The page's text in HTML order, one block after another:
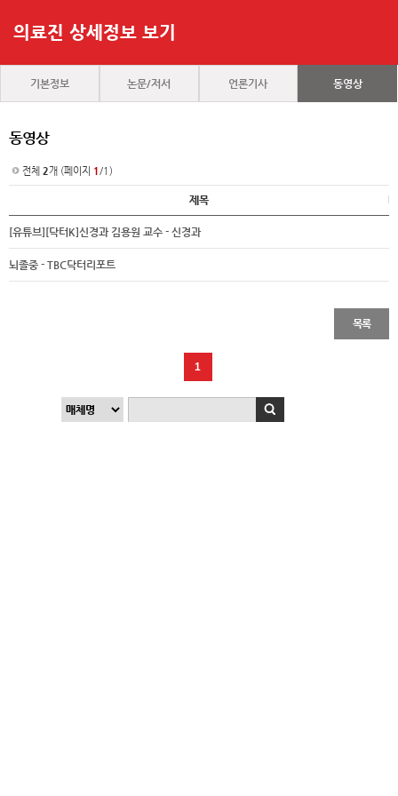
의료진 상세정보 보기
기본정보 논문/저서 언론기사 동영상
동영상
전체 2개 (페이지 1/1)
제목
[유튜브][닥터K]신경과 김용원 교수 - 신경과
뇌졸중 - TBC닥터리포트
목록
1